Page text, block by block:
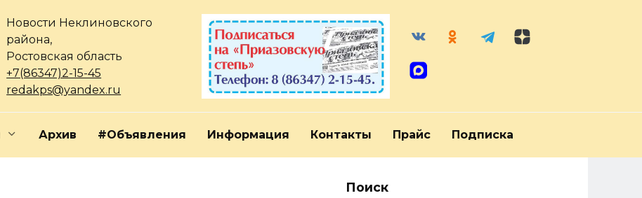
Новости Неклиновского
района,
Ростовская область
+7(86347)2-15-45
redakps@yandex.ru
Архив #Объявления Информация Контакты Прайс Подписка
Поиск